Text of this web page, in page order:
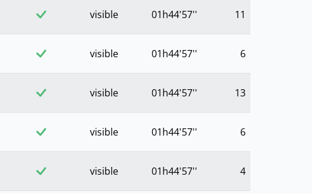
visible 01h44'57'' 11
visible 01h44'57'' 6
visible 01h44'57'' 13
visible 01h44'57'' 6
visible 01h44'57'' 4